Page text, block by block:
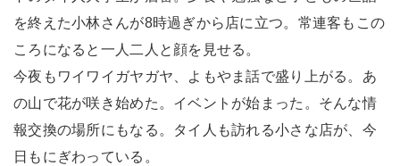
を終えた小林さんが8時過ぎから店に立つ。常連客もこの
ころになると一人二人と顔を見せる。
今夜もワイワイガヤガヤ、よもやま話で盛り上がる。あ
の山で花が咲き始めた。イベントが始まった。そんな情
報交換の場所にもなる。タイ人も訪れる小さな店が、今
日もにぎわっている。